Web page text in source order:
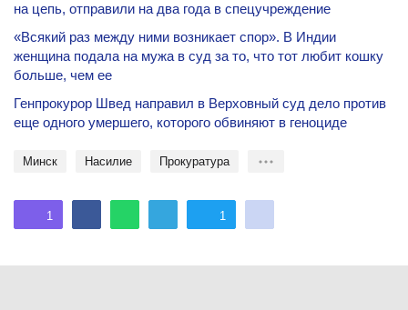
на цепь, отправили на два года в спецучреждение
«Всякий раз между ними возникает спор». В Индии
женщина подала на мужа в суд за то, что тот любит кошку
больше, чем ее
Генпрокурор Швед направил в Верховный суд дело против
еще одного умершего, которого обвиняют в геноциде
Минск насилие Прокуратура
1 1